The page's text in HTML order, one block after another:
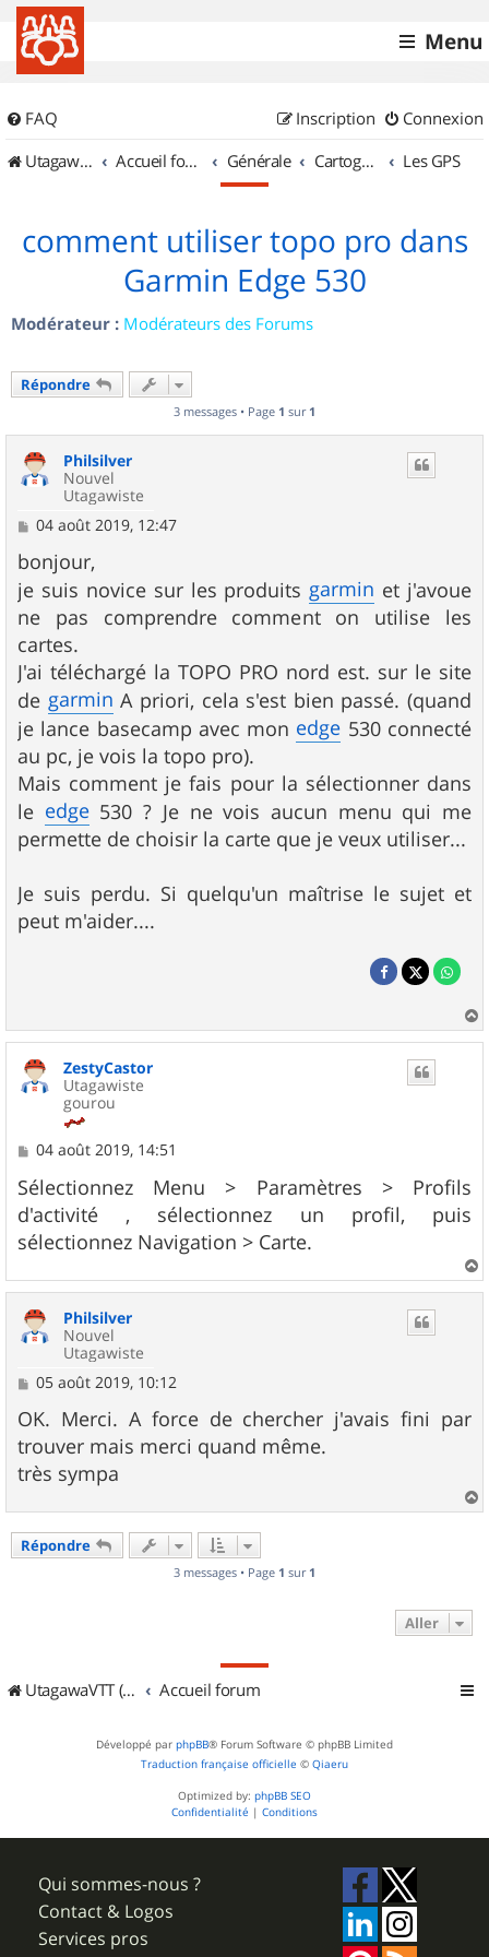
Menu
FAQ Connexion
Inscription
UtagawaVTT (Randos VTT et VTTAE avec traces GPS)
Accueil forum Générale Cartographie et GPS Les GPS
comment utiliser topo pro dans
Garmin Edge 530
Modérateur : Modérateurs des Forums
Répondre
3 messages • Page 1 sur 1
Philsilver
Nouvel
Utagawiste
M
s
s
a
g
e
04 août 2019, 12:47
bonjour,
je suis novice sur les produitsgarmin et j'avoue
ne pas comprendre comment on utilise les
cartes.
J'ai téléchargé la TOPO PRO nord est. sur le site
de garmin A priori, cela s'est bien passé. (quand
je lance basecamp avec mon edge 530 connecté
au pc, je vois la topo pro).
Mais comment je fais pour la sélectionner dans
le edge530 ? Je ne vois aucun menu qui me
permette de choisir la carte que je veux utiliser...
Je suis perdu. Si quelqu'un maîtrise le sujet et
peut m'aider....
a
ZestyCastor
Utagawiste
gourou
M
s
s
a
g
e
04 août 2019, 14:51
Sélectionnez Menu > Paramètres > Profils
d'activité , sélectionnez un profil, puis
sélectionnez Navigation > Carte.
a
Philsilver
Nouvel
Utagawiste
M
s
s
a
g
e
05 août 2019, 10:12
OK. Merci. A force de chercher j'avais fini par
trouver mais merci quand même.
très sympa
a
Répondre
3 messages • Page 1 sur 1
Aller
UtagawaVTT (Randos VTT et VTTAE avec traces GPS) Accueil forum
Développé par phpBB® Forum Software © phpBB Limited
Traduction française officielle © Qiaeru
Optimized by: phpBB SEO
Confidentialité | Conditions
Qui sommes-nous ?
Contact & Logos
Services pros